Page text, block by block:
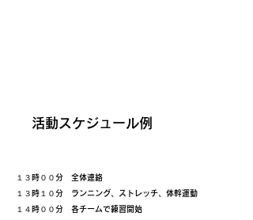
​活動スケジュール例
１３時００分 全体連絡
１３時１０分 ランニング、ストレッチ、体幹運動
１４時００分 各チームで練習開始